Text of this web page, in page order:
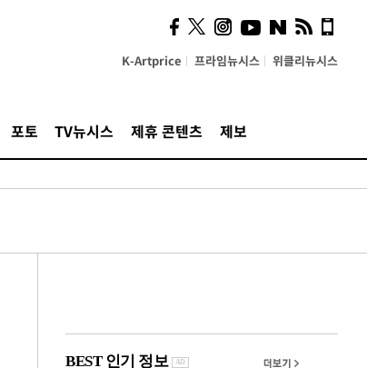
K-Artprice 프라임뉴시스 위클리뉴시스
포토 TV뉴시스 제휴 콘텐츠 제보
의견, 국토부·LH에 충실히
전달할 것"